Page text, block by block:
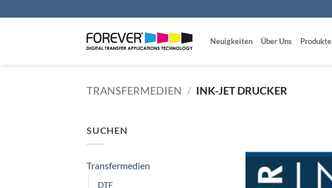
Inhalt
Neuigkeiten Über Uns Produkte
TRANSFERMEDIEN / INK-JET DRUCKER
SUCHEN
Transfermedien
DTF